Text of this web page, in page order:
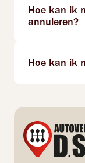
Hoe kan ik
annuleren?
Hoe kan ik